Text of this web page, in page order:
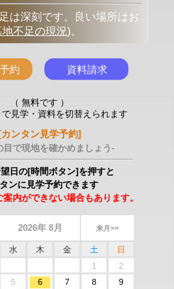
は深刻です。良い場所はお
不足の現況)。
（ 無料です ）
で見学・資料を切替えられます
[カンタン見学予約]
目で現地を確かめましょう-
日の[時間ボタン]を押すと
ンに見学予約できます
案内ができない場合もあります。
2026年 8月 来月>>
水 木 金 土
日
1
2
5 6 7 8 9